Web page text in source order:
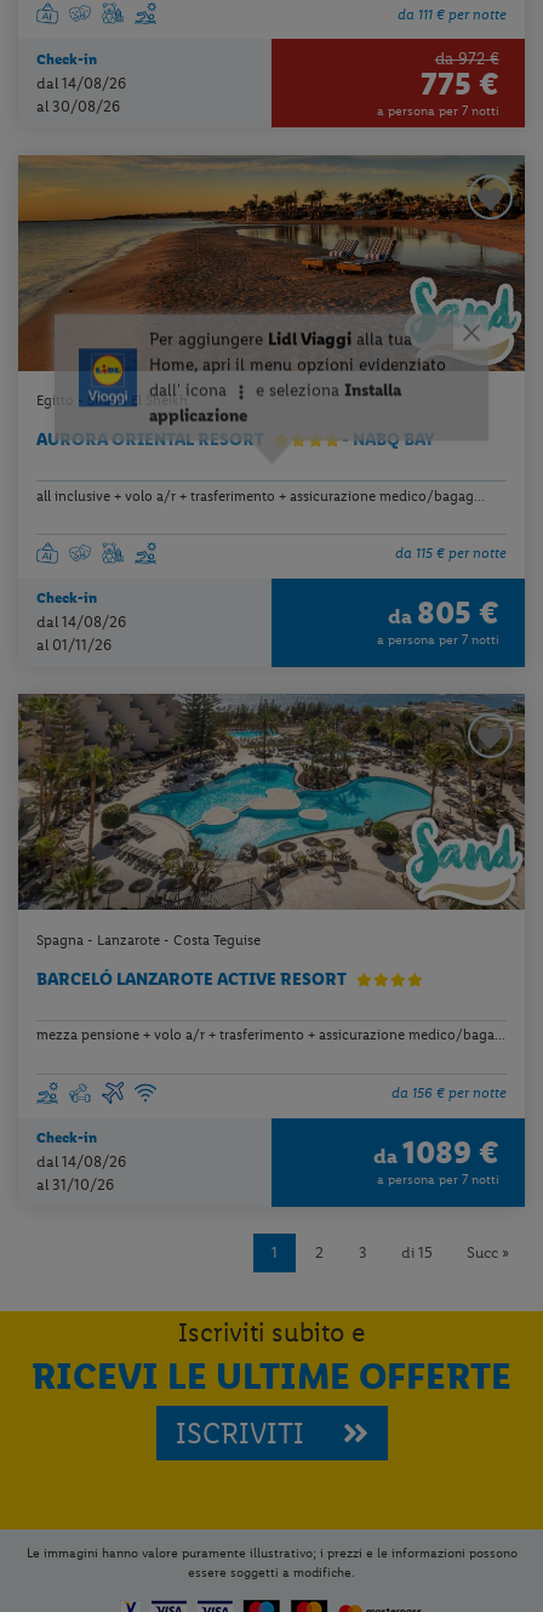
da 111 € per notte
Check-in
dal 14/08/26
al 30/08/26
da 972 €
775 €
a persona per 7 notti
Egitto - Sharm El Sheikh
AURORA ORIENTAL RESORT - NABQ BAY
all inclusive + volo a/r + trasferimento + assicurazione medico/bagag...
da 115 € per notte
Check-in
dal 14/08/26
al 01/11/26
da 805 €
a persona per 7 notti
Spagna - Lanzarote - Costa Teguise
BARCELÓ LANZAROTE ACTIVE RESORT
mezza pensione + volo a/r + trasferimento + assicurazione medico/baga...
da 156 € per notte
Check-in
dal 14/08/26
al 31/10/26
da 1089 €
a persona per 7 notti
1 2 3 di 15 Succ »
Iscriviti subito e
RICEVI LE ULTIME OFFERTE
ISCRIVITI
Le immagini hanno valore puramente illustrativo; i prezzi e le informazioni possono
essere soggetti a modifiche.